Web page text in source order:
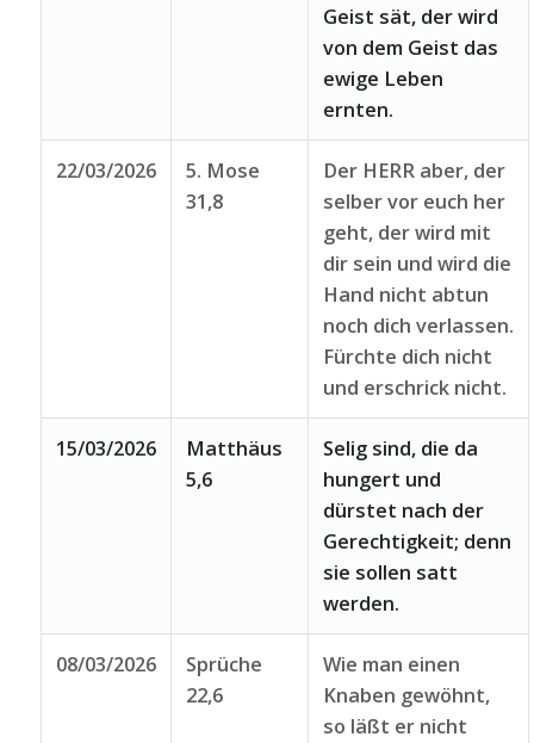
Geist sät, der wird
von dem Geist das
ewige Leben
ernten.
22/03/2026
5. Mose
31,8
Der HERR aber, der
selber vor euch her
geht, der wird mit
dir sein und wird die
Hand nicht abtun
noch dich verlassen.
Fürchte dich nicht
und erschrick nicht.
15/03/2026
Matthäus
5,6
Selig sind, die da
hungert und
dürstet nach der
Gerechtigkeit; denn
sie sollen satt
werden.
08/03/2026
Sprüche
22,6
Wie man einen
Knaben gewöhnt,
so läßt er nicht